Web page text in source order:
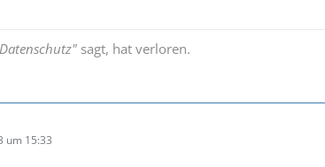
sagt, hat verloren.
um 15:33